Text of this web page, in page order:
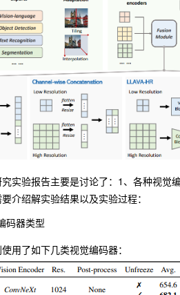
实验报告主要是讨论了：1、各种视觉
介绍解实验结果以及实验过程：
码器类型
用了如下几类视觉编码器：